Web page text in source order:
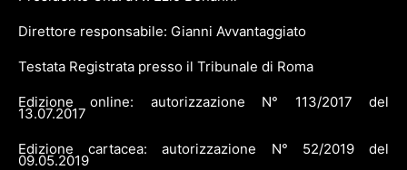
Direttore responsabile: Gianni Avvantaggiato
Testata Registrata presso il Tribunale di Roma
Edizione online: autorizzazione N° 113/2017 del
13.07.2017
Edizione cartacea: autorizzazione N° 52/2019 del
09.05.2019